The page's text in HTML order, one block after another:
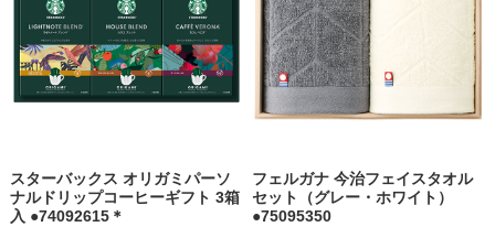
スターバックス オリガミパーソ
ナルドリップコーヒーギフト 3箱
入 ●74092615＊
フェルガナ 今治フェイスタオル
セット（グレー・ホワイト）
●75095350